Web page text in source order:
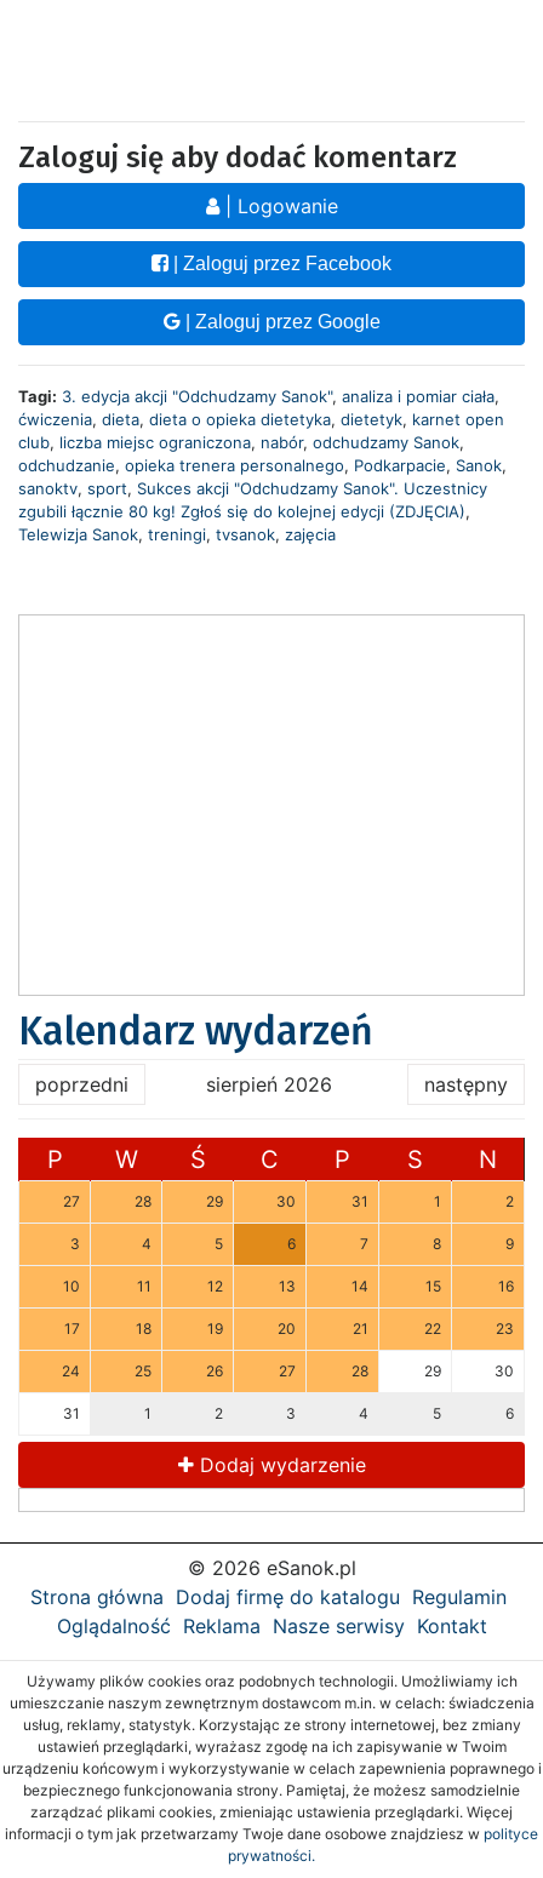
Zaloguj się aby dodać komentarz
| Logowanie
| Zaloguj przez Facebook
| Zaloguj przez Google
Tagi: 3. edycja akcji "Odchudzamy Sanok", analiza i pomiar ciała,
ćwiczenia, dieta, dieta o opieka dietetyka, dietetyk, karnet open
club, liczba miejsc ograniczona, nabór, odchudzamy Sanok,
odchudzanie, opieka trenera personalnego, Podkarpacie, Sanok,
sanoktv, sport, Sukces akcji "Odchudzamy Sanok". Uczestnicy
zgubili łącznie 80 kg! Zgłoś się do kolejnej edycji (ZDJĘCIA),
Telewizja Sanok, treningi, tvsanok, zajęcia
Kalendarz wydarzeń
poprzedni sierpień 2026 następny
P W Ś C P S N
27 28 29 30 31 1 2
3 4 5 6 7 8 9
10 11 12 13 14 15 16
17 18 19 20 21 22 23
24 25 26 27 28 29 30
31 1 2 3 4 5 6
Dodaj wydarzenie
© 2026 eSanok.pl
Strona główna Dodaj firmę do katalogu Regulamin
Oglądalność Reklama Nasze serwisy Kontakt
Używamy plików cookies oraz podobnych technologii. Umożliwiamy ich
umieszczanie naszym zewnętrznym dostawcom m.in. w celach: świadczenia
usług, reklamy, statystyk. Korzystając ze strony internetowej, bez zmiany
ustawień przeglądarki, wyrażasz zgodę na ich zapisywanie w Twoim
urządzeniu końcowym i wykorzystywanie w celach zapewnienia poprawnego i
bezpiecznego funkcjonowania strony. Pamiętaj, że możesz samodzielnie
zarządzać plikami cookies, zmieniając ustawienia przeglądarki. Więcej
informacji o tym jak przetwarzamy Twoje dane osobowe znajdziesz w polityce
prywatności.